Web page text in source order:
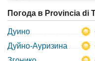
Погода в Provincia di
Дуино
Дуйно-Ауризина